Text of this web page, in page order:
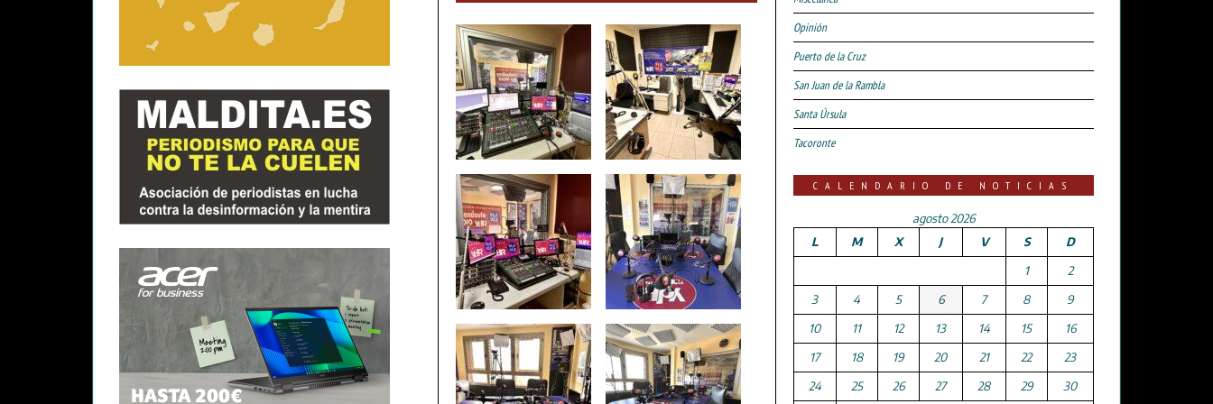
Opinión
Puerto de la Cruz
San Juan de la Rambla
Santa Úrsula
Tacoronte
CALENDARIO DE NOTICIAS
agosto 2026
L
M X J V S
D
1
2
3
4 5 6 7 8
9
10
11 12 13 14 15
16
17
18 19 20 21 22
23
24
25 26 27 28 29 30